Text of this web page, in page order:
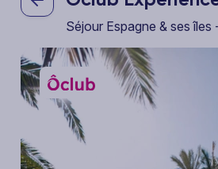
Séjour Espagne & ses